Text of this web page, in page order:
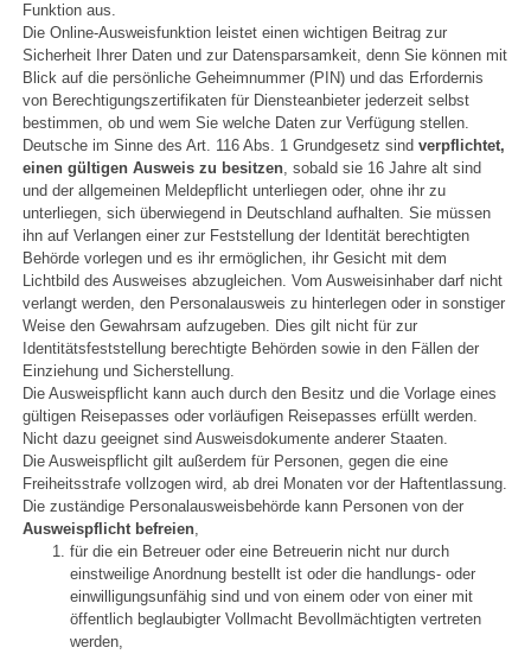
Funktion aus.
Die Online-Ausweisfunktion leistet einen wichtigen Beitrag zur
Sicherheit Ihrer Daten und zur Datensparsamkeit, denn Sie können mit
Blick auf die persönliche Geheimnummer (PIN) und das Erfordernis
von Berechtigungszertifikaten für Diensteanbieter jederzeit selbst
bestimmen, ob und wem Sie welche Daten zur Verfügung stellen.
Deutsche im Sinne des Art. 116 Abs. 1 Grundgesetz sindverpflichtet,
einen gültigen Ausweis zu besitzen, sobald sie 16 Jahre alt sind
und der allgemeinen Meldepflicht unterliegen oder, ohne ihr zu
unterliegen, sich überwiegend in Deutschland aufhalten. Sie müssen
ihn auf Verlangen einer zur Feststellung der Identität berechtigten
Behörde vorlegen und es ihr ermöglichen, ihr Gesicht mit dem
Lichtbild des Ausweises abzugleichen. Vom Ausweisinhaber darf nicht
verlangt werden, den Personalausweis zu hinterlegen oder in sonstiger
Weise den Gewahrsam aufzugeben. Dies gilt nicht für zur
Identitätsfeststellung berechtigte Behörden sowie in den Fällen der
Einziehung und Sicherstellung.
Die Ausweispflicht kann auch durch den Besitz und die Vorlage eines
gültigen Reisepasses oder vorläufigen Reisepasses erfüllt werden.
Nicht dazu geeignet sind Ausweisdokumente anderer Staaten.
Die Ausweispflicht gilt außerdem für Personen, gegen die eine
Freiheitsstrafe vollzogen wird, ab drei Monaten vor der Haftentlassung.
Die zuständige Personalausweisbehörde kann Personen von der
Ausweispflicht befreien,
für die ein Betreuer oder eine Betreuerin nicht nur durch
einstweilige Anordnung bestellt ist oder die handlungs- oder
einwilligungsunfähig sind und von einem oder von einer mit
öffentlich beglaubigter Vollmacht Bevollmächtigten vertreten
werden,